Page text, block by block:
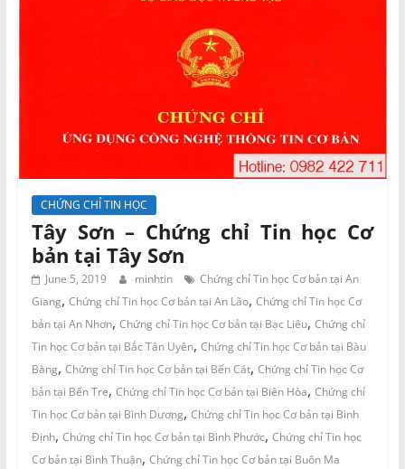
CHỨNG CHỈ TIN HỌC
Tây Sơn – Chứng chỉ Tin học Cơ
bản tại Tây Sơn
June 5, 2019 minhtin
Chứng chỉ Tin học Cơ bản tại An
Giang, Chứng chỉ Tin học Cơ bản tại An Lão, Chứng chỉ Tin học Cơ
bản tại An Nhơn, Chứng chỉ Tin học Cơ bản tại Bạc Liêu, Chứng chỉ
Tin học Cơ bản tại Bắc Tân Uyên, Chứng chỉ Tin học Cơ bản tại Bàu
Bàng, Chứng chỉ Tin học Cơ bản tại Bến Cát, Chứng chỉ Tin học Cơ
bản tại Bến Tre, Chứng chỉ Tin học Cơ bản tại Biên Hòa, Chứng chỉ
Tin học Cơ bản tại Bình Dương, Chứng chỉ Tin học Cơ bản tại Bình
Định, Chứng chỉ Tin học Cơ bản tại Bình Phước, Chứng chỉ Tin học
Cơ bản tại Bình Thuận, Chứng chỉ Tin học Cơ bản tại Buôn Ma